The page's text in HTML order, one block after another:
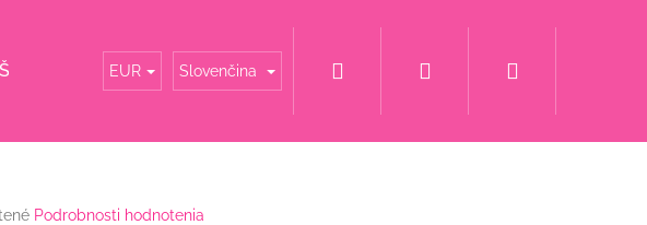
Šaty pre svadobné mamy Šaty za super cenu Svadobné šaty
EUR Slovenčina Prihlásenie
Podrobnosti hodnotenia